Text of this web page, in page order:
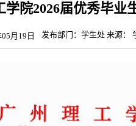
学院2026届优秀毕业
月19日 发布部门：学生处 来源：